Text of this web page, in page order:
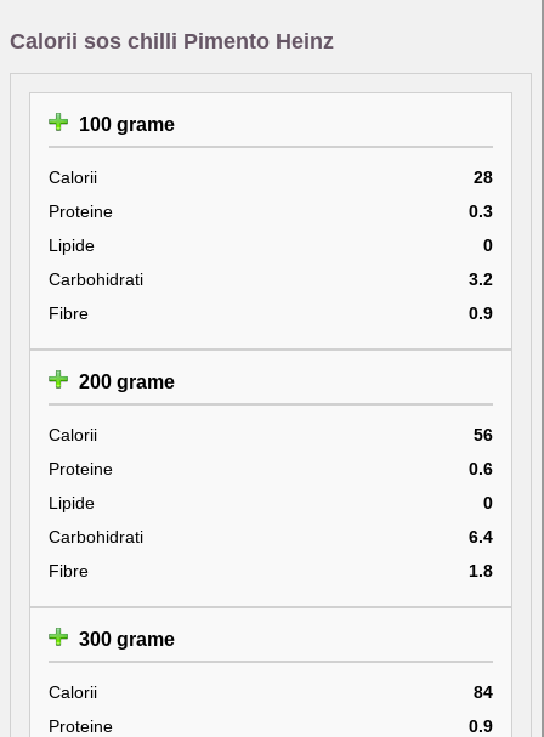
Calorii sos chilli Pimento Heinz
100 grame
Calorii
28
Proteine
0.3
Lipide
0
Carbohidrati
3.2
Fibre
0.9
200 grame
Calorii
56
Proteine
0.6
Lipide
0
Carbohidrati
6.4
Fibre
1.8
300 grame
Calorii
84
Proteine
0.9